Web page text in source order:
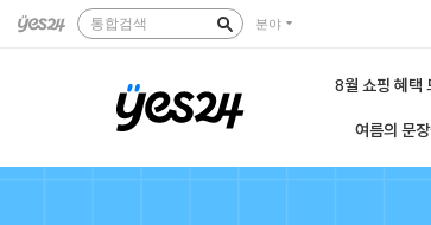
통합검색 분야
8월 쇼핑 혜택
여름의 문